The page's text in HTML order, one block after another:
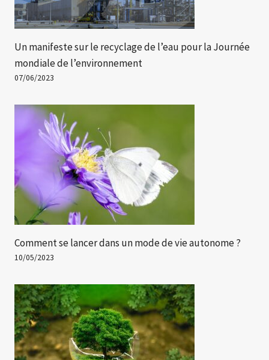
Un manifeste sur le recyclage de l’eau pour la Journée
mondiale de l’environnement
07/06/2023
Comment se lancer dans un mode de vie autonome ?
10/05/2023